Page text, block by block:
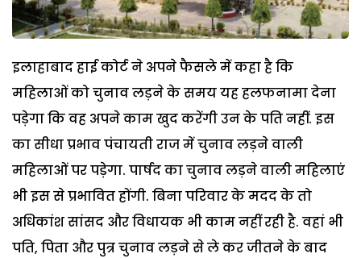
इलाहाबाद हाई कोर्ट ने अपने फैसले में कहा है कि
महिलाओं को चुनाव लड़ने के समय यह हलफनामा देना
पड़ेगा कि वह अपने काम खुद करेंगी उन के पति नहीं. इस
का सीधा प्रभाव पंचायती राज में चुनाव लड़ने वाली
महिलाओं पर पड़ेगा. पार्षद का चुनाव लड़ने वाली महिलाएं
भी इस से प्रभावित होंगी. बिना परिवार के मदद के तो
अधिकांश सांसद और विधायक भी काम नहीं रही है. वहां भी
पति, पिता और पुत्र चुनाव लड़ने से ले कर जीतने के बाद